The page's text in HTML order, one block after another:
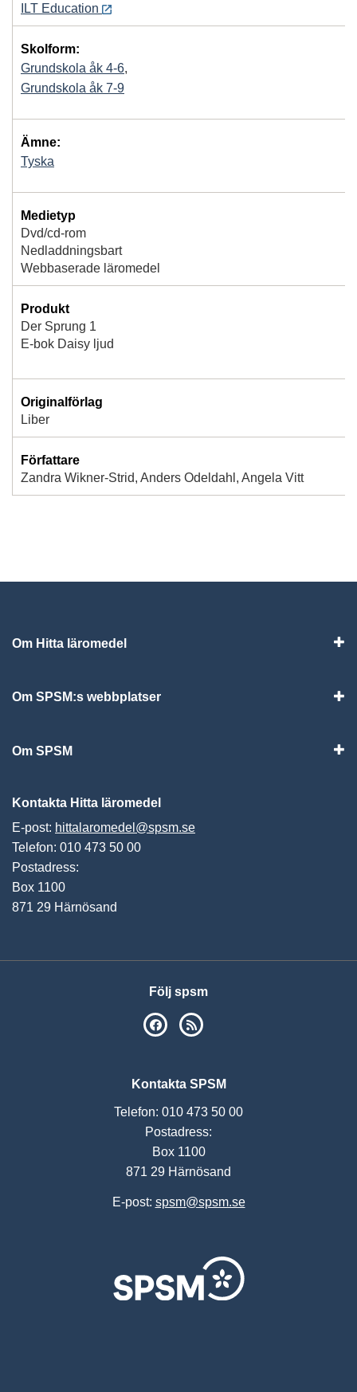
ILT Education
Skolform:
Grundskola åk 4-6,
Grundskola åk 7-9
Ämne:
Tyska
Medietyp
Dvd/cd-rom
Nedladdningsbart
Webbaserade läromedel
Produkt
Der Sprung 1
E-bok Daisy ljud
Originalförlag
Liber
Författare
Zandra Wikner-Strid, Anders Odeldahl, Angela Vitt
Om Hitta läromedel
Om SPSM:s webbplatser
Om SPSM
Kontakta Hitta läromedel
E-post: hittalaromedel@spsm.se
Telefon: 010 473 50 00
Postadress:
Box 1100
871 29 Härnösand
Följ spsm
SPSM på Facebook
Kontakta SPSM
Telefon: 010 473 50 00
Postadress:
Box 1100
871 29 Härnösand
E-post: spsm@spsm.se